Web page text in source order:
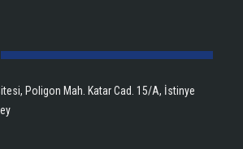
Rekoruyla
Avrupa
Poligon Mah. Katar Cad. 15/A, İstinye